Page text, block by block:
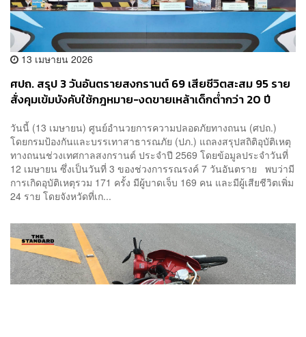
13 เมษายน 2026
ศปถ. สรุป 3 วันอันตรายสงกรานต์ 69 เสียชีวิตสะสม 95 ราย
สั่งคุมเข้มบังคับใช้กฎหมาย-งดขายเหล้าเด็กต่ำกว่า 20 ปี
วันนี้ (13 เมษายน) ศูนย์อำนวยการความปลอดภัยทางถนน (ศปถ.)
โดยกรมป้องกันและบรรเทาสาธารณภัย (ปภ.) แถลงสรุปสถิติอุบัติเหตุ
ทางถนนช่วงเทศกาลสงกรานต์ ประจำปี 2569 โดยข้อมูลประจำวันที่
12 เมษายน ซึ่งเป็นวันที่ 3 ของช่วงการรณรงค์ 7 วันอันตราย พบว่ามี
การเกิดอุบัติเหตุรวม 171 ครั้ง มีผู้บาดเจ็บ 169 คน และมีผู้เสียชีวิตเพิ่ม
24 ราย โดยจังหวัดที่เก...